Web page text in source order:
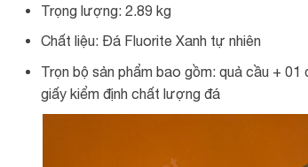
Trọng lượng: 2.89 kg
Chất liệu: Đá Fluorite Xanh tự nhiên
Trọn bộ sản phẩm bao gồm: quả cầu +
giấy kiểm định chất lượng đá